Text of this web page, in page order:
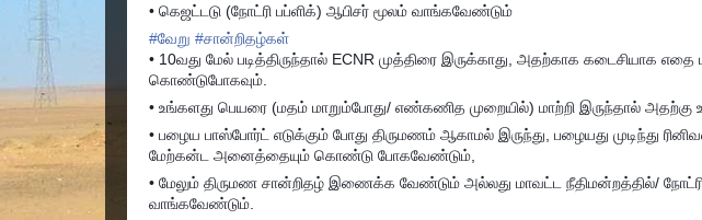
• கெஜட்டடு (நோட்ரி பப்ளிக்) ஆபிசர் மூலம் வாங்கவேண்டும்
#வேறு #சான்றிதழ்கள்
• 10வது மேல் படித்திருந்தால் ECNR முத்திரை இருக்காது, அதற்காக கடைசியாக
கொண்டுபோகவும்.
• உங்களது பெயரை (மதம் மாறும்போது/ எண்கணித முறையில்) மாற்றி இருந்தால் அதற்கு
• பழைய பாஸ்போர்ட் எடுக்கும் போது திருமணம் ஆகாமல் இருந்து, பழையது முடிந்து
மேற்கன்ட அனைத்தையும் கொண்டு போகவேண்டும்,
• மேலும் திருமண சான்றிதழ் இணைக்க வேண்டும் அல்லது மாவட்ட நீதிமன்றத்தில்/
வாங்கவேண்டும்.